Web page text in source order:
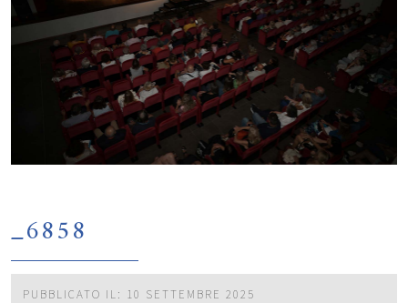
_6858
PUBBLICATO IL: 10 SETTEMBRE 2025